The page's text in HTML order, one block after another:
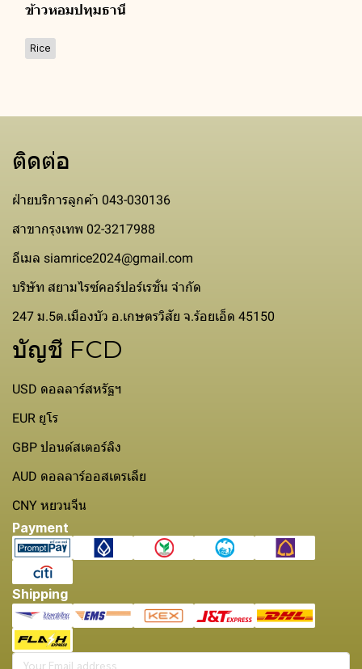
ข้าวหอมปทุมธานี
Rice
ติดต่อ
ฝ่ายบริการลูกค้า 043-030136
สาขากรุงเทพ 02-3217988
อีเมล siamrice2024@gmail.com
บริษัท สยามไรซ์คอร์ปอร์เรชั่น จำกัด
247 ม.5ต.เมืองบัว อ.เกษตรวิสัย จ.ร้อยเอ็ด 45150
บัญชี FCD
USD ดอลลาร์สหรัฐฯ
EUR ยูโร
GBP ปอนด์สเตอร์ลิง
AUD ดอลลาร์ออสเตรเลีย
CNY หยวนจีน
Payment
Shipping